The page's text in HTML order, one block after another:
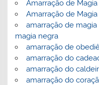
Amarração de
Amarração de
amarração de
magia negra
amarração de
amarração do
amarração do
amarração do